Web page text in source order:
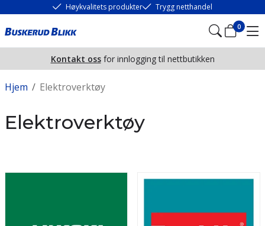
Høykvalitets produkter Trygg netthandel
0
Kontakt ossfor innlogging til nettbutikken
/
Hjem Elektroverktøy
Elektroverktøy